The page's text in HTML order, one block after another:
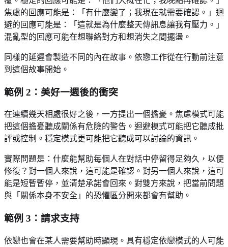
焦慮的回應可能是：「有什麼變了；我現在就需要確認。」迴
避的回應可能是：「這就是為什麼整天傳訊息讓我有壓力。」
混亂型的回應可能在想聯絡對方和想消失之間擺盪。
同樣的延遲會製造不同的內在故事。依戀工作從在行動前注意
到這個故事開始。
範例 2：美好一週後的衝突
在連續幾天相處很好之後，一方提出一個擔憂。焦慮模式可能
把這個擔憂聽成關係有危險的警告。迴避模式可能把它聽成批
評或控制。穩定模式更可能把它聽成可以討論的資訊。
實際問題是：什麼能幫助每個人在對話中停留得足夠久，以便
修復？對一個人來說，這可能是確認。對另一個人來說，這可
能是短暫暫停，並清楚承諾會回來。對雙方來說，把當前問題
與「關係本身不安全」的恐懼區分開來都會有幫助。
範例 3：請求支持
依戀也會在某人需要幫助時顯現。具有穩定依戀模式的人可能